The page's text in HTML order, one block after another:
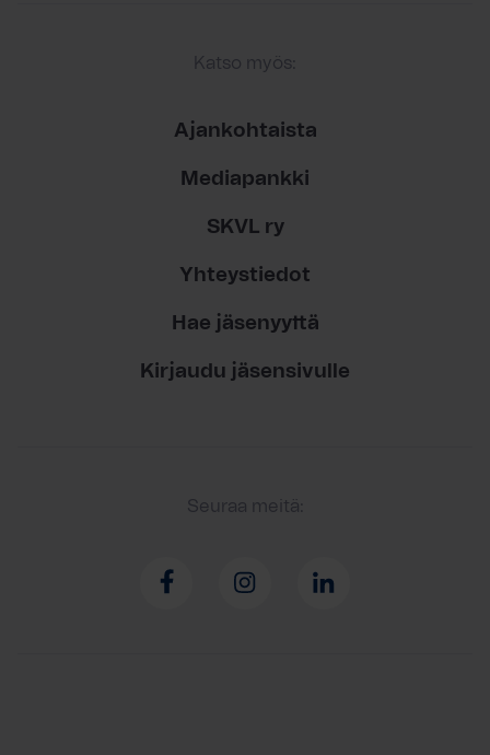
Katso myös:
Ajankohtaista
Mediapankki
SKVL ry
Yhteystiedot
Hae jäsenyyttä
Kirjaudu jäsensivulle
Seuraa meitä: